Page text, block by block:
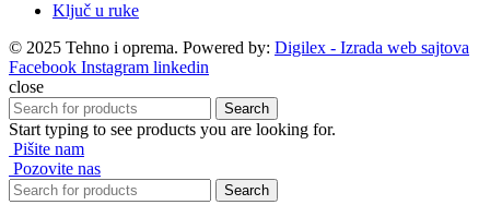
Ključ u ruke
© 2025 Tehno i oprema. Powered by: Digilex - Izrada web sajtova
Facebook Instagram linkedin
close
Search
Start typing to see products you are looking for.
Pišite nam
Pozovite nas
Search